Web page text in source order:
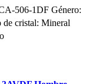
506-1DF Género:
de cristal: Mineral